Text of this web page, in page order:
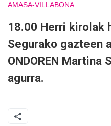
AMASA-VILLABONA
18.00 Herri kirolak
Segurako gazteen
ONDOREN Martina
agurra.